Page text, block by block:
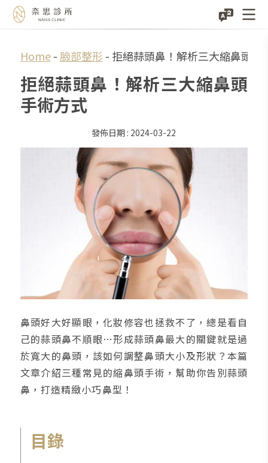
content
Home- 臉部整形 - 拒絕蒜頭鼻！解析三大縮鼻頭手
拒絕蒜頭鼻！解析三大縮鼻頭
手術方式
2024-03-22
鼻頭好大好顯眼，化妝修容也拯救不了，總是看自
己的蒜頭鼻不順眼⋯形成蒜頭鼻最大的關鍵就是過
於寬大的鼻頭，該如何調整鼻頭大小及形狀？本篇
文章介紹三種常見的縮鼻頭手術，幫助你告別蒜頭
鼻，打造精緻小巧鼻型！
目錄